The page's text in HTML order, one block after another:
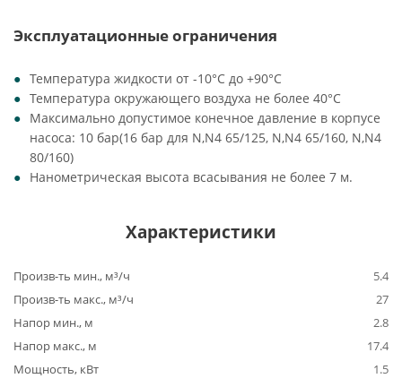
Эксплуатационные ограничения
Температура жидкости от -10°C до +90°C
Температура окружающего воздуха не более 40°C
Максимально допустимое конечное давление в корпусе
насоса: 10 бар(16 бар для N,N4 65/125, N,N4 65/160, N,N4
80/160)
Нанометрическая высота всасывания не более 7 м.
Характеристики
Произв-ть мин., м³/ч
5.4
Произв-ть макс., м³/ч
27
Напор мин., м
2.8
Напор макс., м
17.4
Мощность, кВт
1.5